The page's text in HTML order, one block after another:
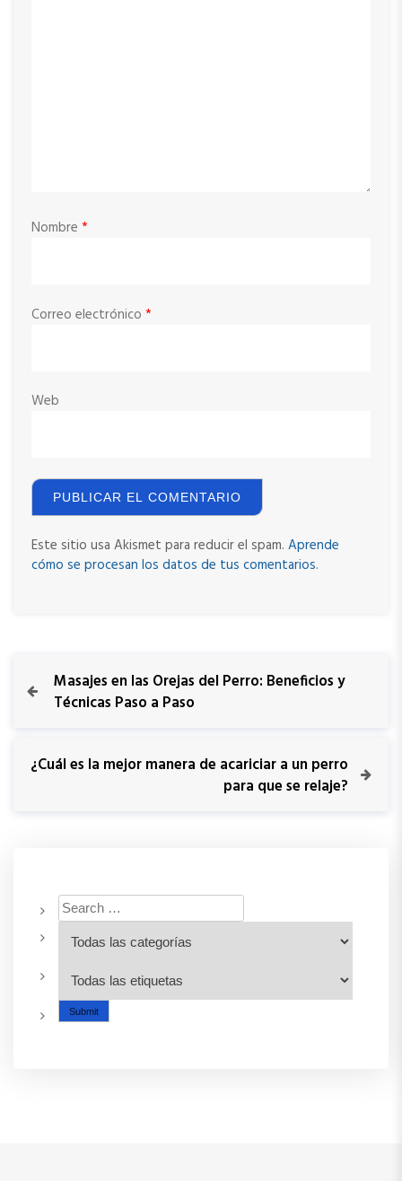
Nombre *
Correo electrónico *
Web
Este sitio usa Akismet para reducir el spam. Aprende
cómo se procesan los datos de tus comentarios.
Masajes en las Orejas del Perro: Beneficios y
Técnicas Paso a Paso
¿Cuál es la mejor manera de acariciar a un perro
para que se relaje?